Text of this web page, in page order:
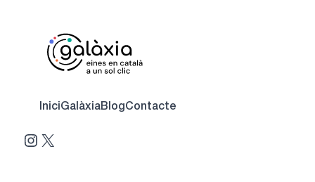
IniciGalàxiaBlogContacte
Instagram
X